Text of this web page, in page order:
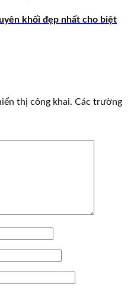
khối đẹp nhất cho biệt
thị công khai. Các trường